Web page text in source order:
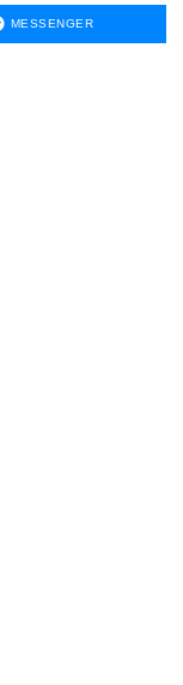
MESSENGER